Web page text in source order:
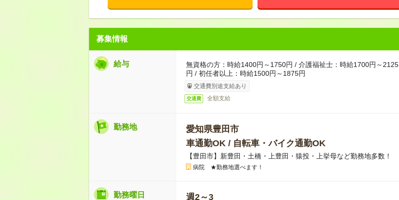
募集情報
給与
無資格の方：時給1400円～1750円 / 介護福祉士：時給1700円～2125
円 / 初任者以上：時給1500円～1875円
交通費別途支給あり
交通費 全額支給
勤務地
愛知県豊田市
車通勤OK / 自転車・バイク通勤OK
【豊田市】新豊田・土橋・上豊田・猿投・上挙母など勤務地多数！
病院 ★勤務地選べます！
勤務曜日 週2～3